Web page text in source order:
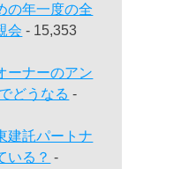
の年一度の全
会 - 15,353
ーナーのアン
どうなる -
建託パートナ
いる？ -